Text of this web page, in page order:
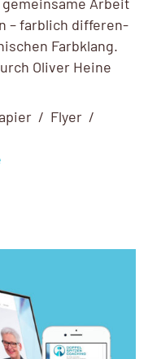
– farblich diffe­ren­
Farbklang.
Oliver Heine
/ Flyer /